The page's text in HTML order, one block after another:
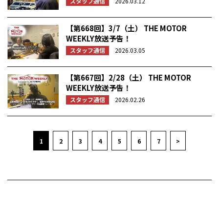
【第668回】3/7（土） THE MOTOR
WEEKLY放送予告！
スタッフ通信 2026.03.05
【第667回】2/28（土） THE MOTOR
WEEKLY放送予告！
スタッフ通信 2026.02.26
1 2 3 4 5 6 7 >